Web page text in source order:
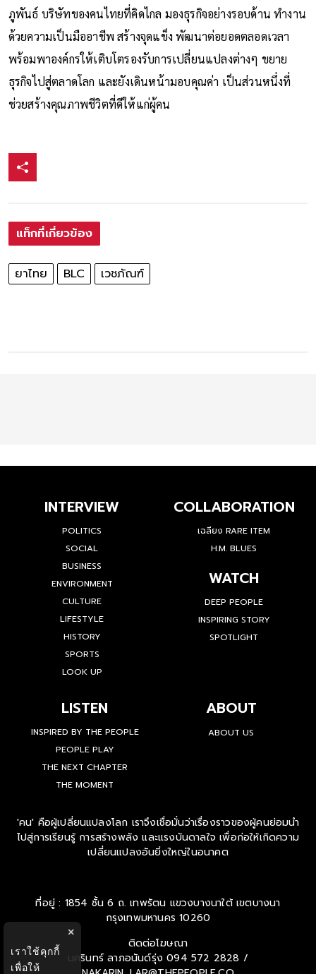
ภูพันธ์ บริษัทของคนไทยที่คิดไกล มองธุรกิจอย่างรอบด้าน ทำงาน
ด้วยความเป็นมืออาชีพ สร้างจุดแข็ง พัฒนาต่อยอดตลอดเวลา
พร้อมพาองค์กรให้เติบโตรองรับการเปลี่ยนแปลงต่างๆ ขยาย
ธุรกิจไปสู่ตลาดโลก และยังเดินหน้ามอบคุณค่า เป็นส่วนหนึ่งที่
ช่วยสร้างคุณภาพชีวิตที่ดีให้แก่ผู้คน
แท็กที่เกี่ยวข้อง
ยาไทย BLC เวชภัณฑ์
INTERVIEW
POLITICS
SOCIAL
BUSINESS
ENVIRONMENT
CULTURE
LIFESTYLE
HISTORY
SPORTS
LOOK UP
COLLABORATION
เฉลียง RARE ITEM
H.M. BLUES
WATCH
DEEP PEOPLE
INSPIRING STORY
SPOTLIGHT
LISTEN
INSPIRED BY THE PEOPLE
PEOPLE PLAY
THE NEXT CHAPTER
THE MOMENT
ABOUT
ABOUT US
'คน' คือผู้เปลี่ยนแปลงโลก เราจึงเชื่อมั่นว่าเรื่องราวของผู้คนย่อมนำ
ไปสู่การเรียนรู้ การสร้างพลัง และแรงบันดาลใจ เพื่อก่อให้เกิดความ
เปลี่ยนแปลงอันยิ่งใหญ่ในอนาคต
ที่อยู่ : 1854 ชั้น 6 ถ. เทพรัตน แขวงบางนาใต้ เขตบางนา
กรุงเทพมหานคร 10260
ติดต่อโฆษณา
นครินทร์ ลาภอนันด์รุ่ง 094 572 2828 /
×
เราใช้คุกกี้
เพื่อให้